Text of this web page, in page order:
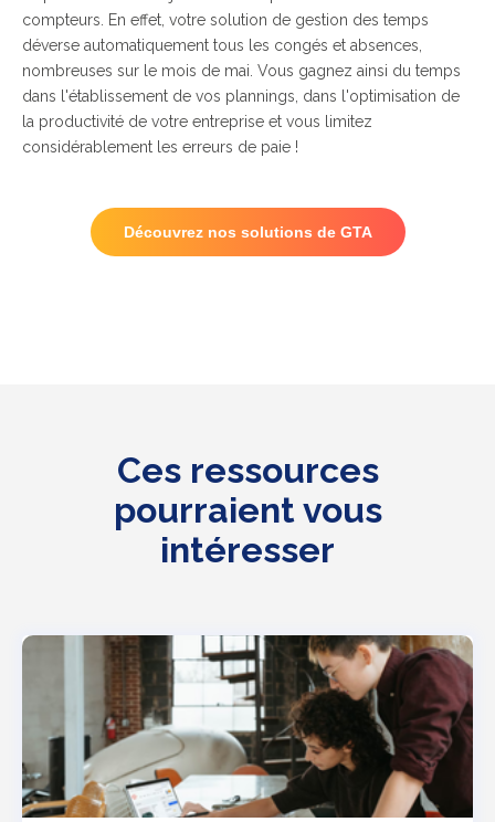
compteurs.
En effet, votre solution de gestion des temps
déverse automatiquement tous les congés et absences,
nombreuses sur le mois de mai. Vous gagnez ainsi du temps
dans l'établissement de vos plannings, dans l'optimisation de
la productivité de votre entreprise et vous limitez
considérablement les erreurs de paie !
Découvrez nos solutions de GTA
Ces ressources
pourraient vous
intéresser